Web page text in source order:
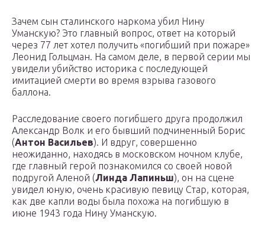
Зачем сын сталинского наркома убил Нину
Уманскую? Это главный вопрос, ответ на который
через 77 лет хотел получить «погибший при пожаре»
Леонид Гольцман. На самом деле, в первой серии мы
увидели убийство историка с последующей
имитацией смерти во время взрыва газового
баллона.
Расследование своего погибшего друга продолжил
Александр Волк и его бывший подчиненный Борис
(Антон Васильев). И вдруг, совершенно
неожиданно, находясь в московском ночном клубе,
где главный герой познакомился со своей новой
подругой Аленой (Линда Лапиньш), он на сцене
увидел юную, очень красивую певицу Стар, которая,
как две капли воды была похожа на погибшую в
июне 1943 года Нину Уманскую.